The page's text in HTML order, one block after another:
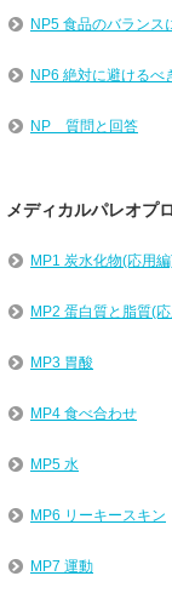
NP5 食品のバランス
NP6 絶対に避けるべ
NP 質問と回答
メディカルパレオプ
MP1 炭水化物(応用
MP2 蛋白質と脂質(
MP3 胃酸
MP4 食べ合わせ
MP5 水
MP6 リーキースキン
MP7 運動